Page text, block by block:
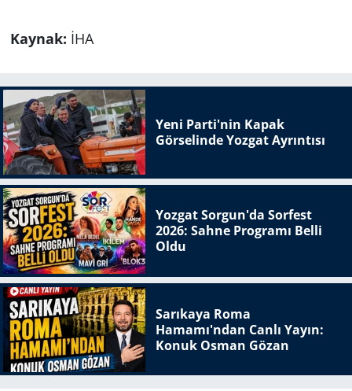
Kaynak: İHA
Yeni Parti'nin Kapak
Görselinde Yozgat Ayrıntısı
Yozgat Sorgun'da Sorfest
2026: Sahne Programı Belli
Oldu
Sarıkaya Roma
Hamamı'ndan Canlı Yayın:
Konuk Osman Gözan